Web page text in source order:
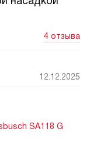
4 отзыва
12.12.2025
SA118 G